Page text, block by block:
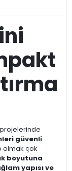
güvenli
olmak çok
boyutuna
yapısı ve